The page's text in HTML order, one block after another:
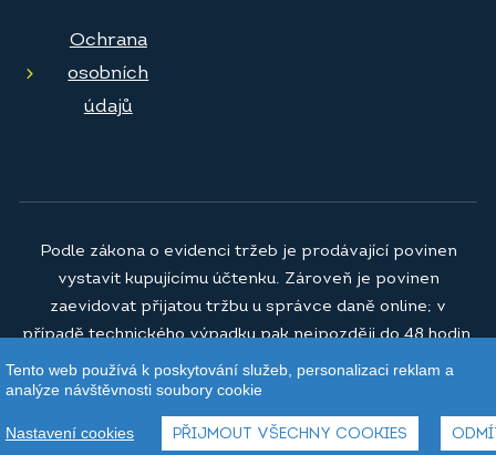
Ochrana
osobních
údajů
© 2026Vaše pekárna a.s.
Podle zákona o evidenci tržeb je prodávající povinen
vystavit kupujícímu účtenku. Zároveň je povinen
zaevidovat přijatou tržbu u správce daně online; v
případě technického výpadku pak nejpozději do 48 hodin.
Tento web používá k poskytování služeb, personalizaci reklam a
analýze návštěvnosti soubory cookie
Nastavení cookies PŘIJMOUT VŠECHNY COOKIES